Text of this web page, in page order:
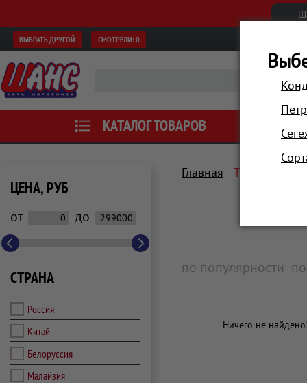
ВЫБРАТЬ ДРУГОЙ СМОТРЕЛИ:0
КАТАЛОГ ТОВАРОВ АКЦИИ
ЦЕНА, РУБ
от до
СТРАНА
Россия
Китай
Белоруссия
Малайзия
Главная Телевизоры,
по популярности
Ничего не